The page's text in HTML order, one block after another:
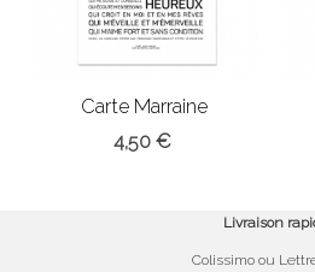
Carte Marraine
4,50 €
Livraison
Colissimo ou